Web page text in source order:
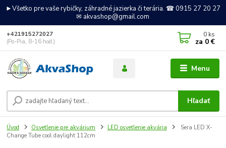
►Všetko pre vaše rybičky, záhradné jazierka či terária. ☎ 0915 27 20 27
✉ akvashop@gmail.com
Menu
Hľadať
+421915272027
(Po-Pia, 8-16 hod.)
0 ks
za 0 €
Úvod Osvetlenie pre akvárium LED osvetlenie akvária
Sera LED X-
Change Tube cool daylight 112cm